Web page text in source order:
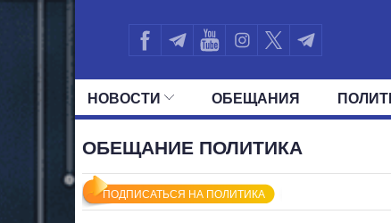
НОВОСТИ ОБЕЩАНИЯ
ОБЕЩАНИЕ ПОЛИТИКА
ПОДПИСАТЬСЯ НА ПОЛИТИКА